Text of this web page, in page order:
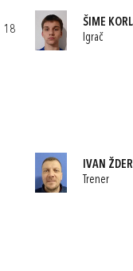
18
ŠIME
Igrač
IVAN
Trener